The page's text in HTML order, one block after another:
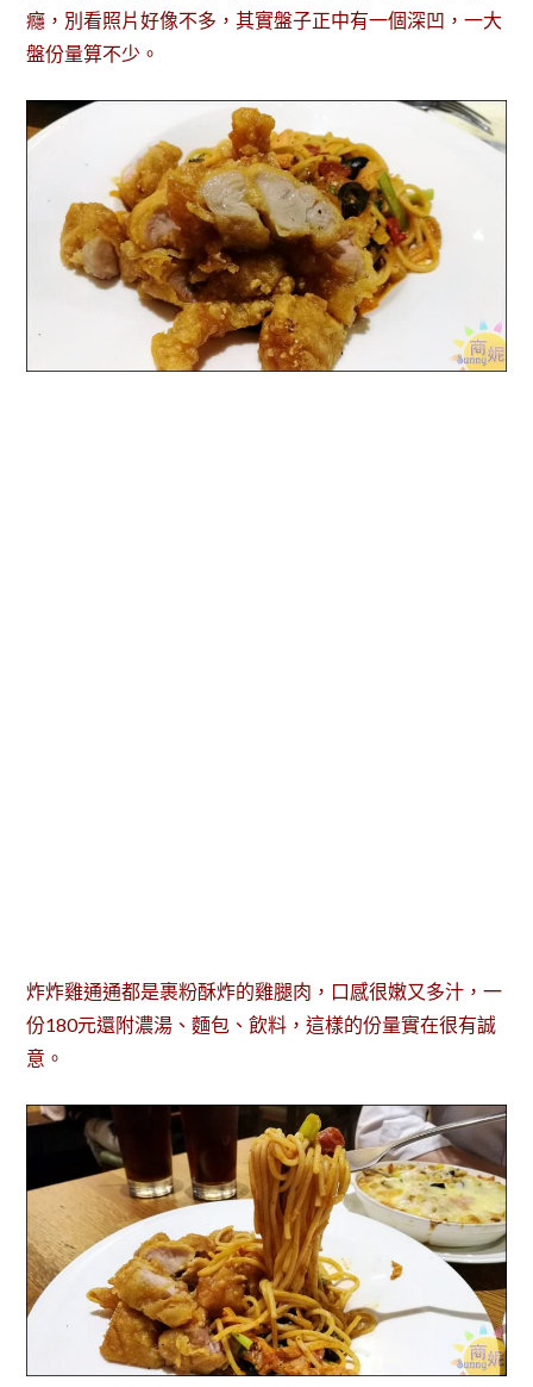
癮，別看照片好像不多，其實盤子正中有一個深凹，一大
盤份量算不少。
炸炸雞通通都是裹粉酥炸的雞腿肉，口感很嫩又多汁，一
份180元還附濃湯、麵包、飲料，這樣的份量實在很有誠
意。